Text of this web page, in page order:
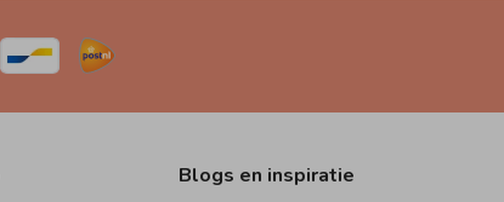
Blogs en inspiratie